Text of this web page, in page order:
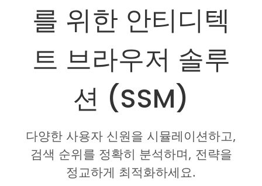
를 위한 안티디텍
트 브라우저 솔루
션 (SSM)
다양한 사용자 신원을 시뮬레이션하고,
검색 순위를 정확히 분석하며, 전략을
정교하게 최적화하세요.